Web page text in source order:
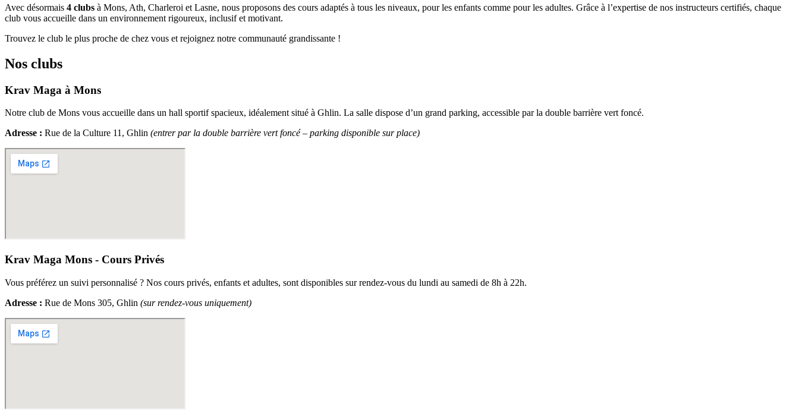
Avec désormais 4 clubs à Mons, Ath, Charleroi et Lasne, nous proposons des cours adaptés à tous les niveaux, pour les enfants comme pour les adultes. Grâce à l’expertise de nos instructeurs certifiés, chaque
club vous accueille dans un environnement rigoureux, inclusif et motivant.
Trouvez le club le plus proche de chez vous et rejoignez notre communauté grandissante !
Nos clubs
Krav Maga à Mons
Notre club de Mons vous accueille dans un hall sportif spacieux, idéalement situé à Ghlin. La salle dispose d’un grand parking, accessible par la double barrière vert foncé.
Adresse : Rue de la Culture 11, Ghlin (entrer par la double barrière vert foncé – parking disponible sur place)
Krav Maga Mons - Cours Privés
Vous préférez un suivi personnalisé ? Nos cours privés, enfants et adultes, sont disponibles sur rendez-vous du lundi au samedi de 8h à 22h.
Adresse : Rue de Mons 305, Ghlin (sur rendez-vous uniquement)